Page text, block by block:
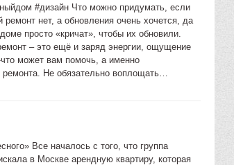
#дизайн Что можно придумать, если
ремонт нет, а обновления очень хочется, да
просто «кричат», чтобы их обновили.
– это ещё и заряд энергии, ощущение
может вам помочь, а именно
Не обязательно воплощать…
Все началось с того, что группа
в Москве арендную квартиру, которая